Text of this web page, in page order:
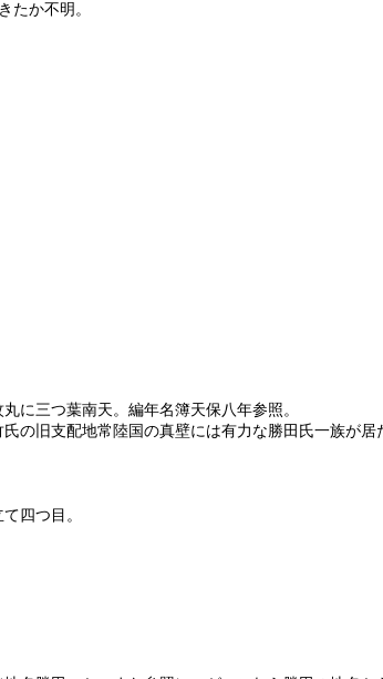
たか不明。
一族が栄えた。家紋丸に三つ葉南天
の旧支配地常陸国の真壁には有力な勝田氏一族が
四つ目。